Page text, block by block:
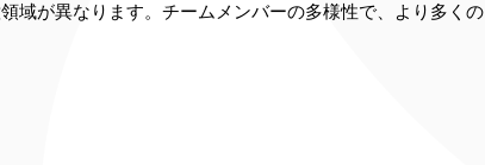
域が異なります。チームメンバーの多様性で、より多くの